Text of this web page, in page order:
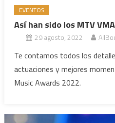
EVENTOS
Así han sido los MTV
29 agosto, 2022
Te contamos todos los
actuaciones y mejores
Music Awards 2022.